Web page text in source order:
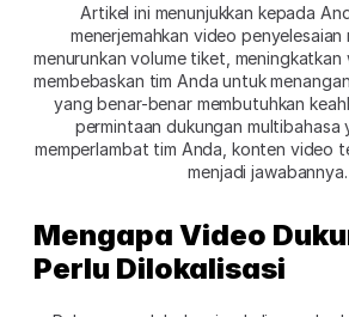
Artikel ini menunjukkan kepada
menerjemahkan video penyelesaian
menurunkan volume tiket,
membebaskan tim Anda untuk
yang benar-benar membutuhkan
permintaan dukungan multibahasa
memperlambat tim Anda, konten video
menjadi jawabannya.
Mengapa Video
Perlu Dilokalisasi